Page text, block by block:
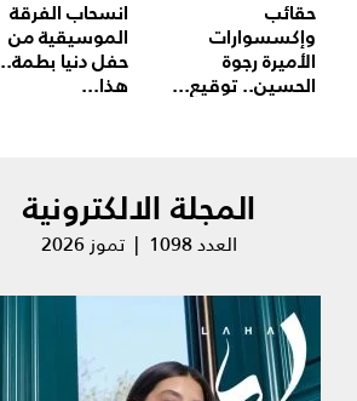
حقائب
وإكسسوارات
الأميرة رجوة
الحسين.. توقيع...
انسحاب الفرقة
الموسيقية من
حفل دنيا بطمة..
هذا...
المجلة الالكترونية
العدد 1098 | تموز 2026